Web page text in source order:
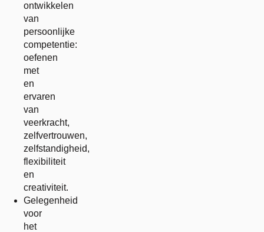
ontwikkelen
van
persoonlijke
competentie:
oefenen
met
en
ervaren
van
veerkracht,
zelfvertrouwen,
zelfstandigheid,
flexibiliteit
en
creativiteit.
Gelegenheid
voor
het